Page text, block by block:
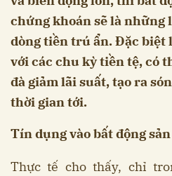
chứng khoán sẽ là những
dòng tiền trú ẩn. Đặc biệt
với các chu kỳ tiền tệ, có
đà giảm lãi suất, tạo ra
thời gian tới.
Tín dụng vào bất động
Thực tế cho thấy, chỉ